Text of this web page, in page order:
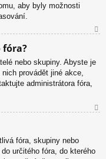
aby byly možnosti
or
fóra?
nebo skupiny. Abyste je
provádět jiné akce,
administrátora fóra,
u
fóra, skupiny nebo
určitého fóra, do kterého